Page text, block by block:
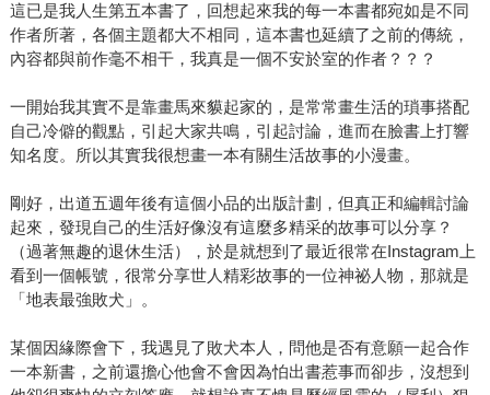
這已是我人生第五本書了，回想起來我的每一本書都宛如是不同
作者所著，各個主題都大不相同，這本書也延續了之前的傳統，
內容都與前作毫不相干，我真是一個不安於室的作者？？？
一開始我其實不是靠畫馬來貘起家的，是常常畫生活的瑣事搭配
自己冷僻的觀點，引起大家共鳴，引起討論，進而在臉書上打響
知名度。所以其實我很想畫一本有關生活故事的小漫畫。
剛好，出道五週年後有這個小品的出版計劃，但真正和編輯討論
起來，發現自己的生活好像沒有這麼多精采的故事可以分享？
（過著無趣的退休生活），於是就想到了最近很常在Instagram上
看到一個帳號，很常分享世人精彩故事的一位神祕人物，那就是
「地表最強敗犬」。
某個因緣際會下，我遇見了敗犬本人，問他是否有意願一起合作
一本新書，之前還擔心他會不會因為怕出書惹事而卻步，沒想到